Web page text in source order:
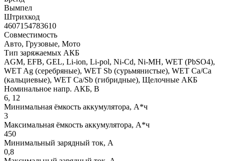
Вымпел
Штрихкод
4607154783610
Совместимость
Авто, Грузовые, Мото
Тип заряжаемых АКБ
AGM, EFB, GEL, Li-ion, Li-pol, Ni-Cd, Ni-MH, WET (PbSO4),
WET Ag (серебряные), WET Sb (сурьмянистые), WET Сa/Ca
(кальциевые), WET Сa/Sb (гибридные), Щелочные АКБ
Номинальное напр. АКБ, В
6, 12
Минимальная ёмкость аккумулятора, А*ч
3
Максимальная ёмкость аккумулятора, А*ч
450
Минимальный зарядный ток, А
0,8